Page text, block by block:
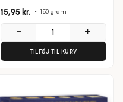
15,95kr. • 150 gram
− +
TILFØJ TIL KURV